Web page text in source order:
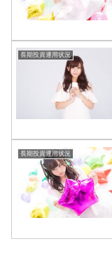
長期投資運用状況
長期投資運用状況